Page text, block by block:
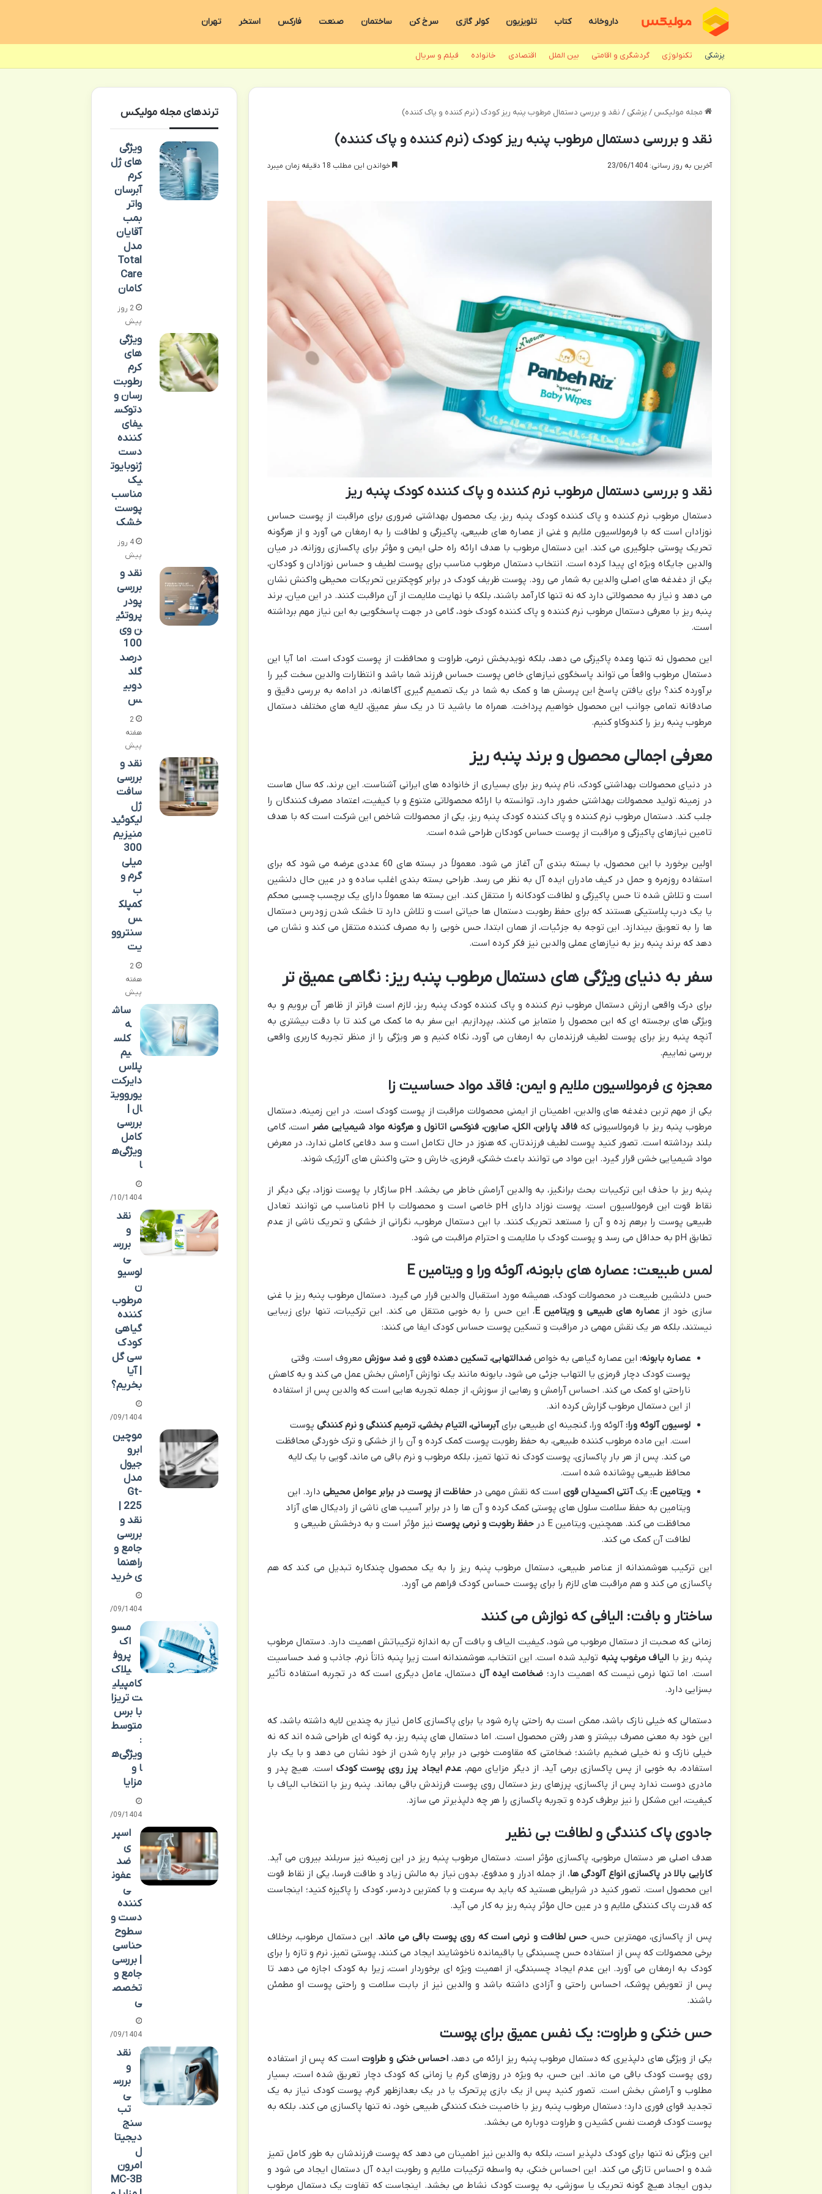
داروخانه کتاب تلویزیون کولر گازی سرخ کن ساختمان صنعت فارکس استخر تهران
پزشکی تکنولوژی گردشگری و اقامتی بین الملل اقتصادی خانواده فیلم و سریال
مجله مولیکس / پزشکی / نقد و بررسی دستمال مرطوب پنبه ریز کودک (نرم کننده و پاک کننده)
نقد و بررسی دستمال مرطوب پنبه ریز کودک (نرم کننده و پاک کننده)
آخرین به روز رسانی: 23/06/1404 خواندن این مطلب 18 دقیقه زمان میبرد
نقد و بررسی دستمال مرطوب نرم کننده و پاک کننده کودک پنبه ریز
دستمال مرطوب نرم کننده و پاک کننده کودک پنبه ریز، یک محصول بهداشتی ضروری برای مراقبت از پوست حساس
نوزادان است که با فرمولاسیون ملایم و غنی از عصاره های طبیعی، پاکیزگی و لطافت را به ارمغان می آورد و از هرگونه
تحریک پوستی جلوگیری می کند. این دستمال مرطوب با هدف ارائه راه حلی ایمن و مؤثر برای پاکسازی روزانه، در میان
والدین جایگاه ویژه ای پیدا کرده است. انتخاب دستمال مرطوب مناسب برای پوست لطیف و حساس نوزادان و کودکان،
یکی از دغدغه های اصلی والدین به شمار می رود. پوست ظریف کودک در برابر کوچکترین تحریکات محیطی واکنش نشان
می دهد و نیاز به محصولاتی دارد که نه تنها کارآمد باشند، بلکه با نهایت ملایمت از آن مراقبت کنند. در این میان، برند
پنبه ریز با معرفی دستمال مرطوب نرم کننده و پاک کننده کودک خود، گامی در جهت پاسخگویی به این نیاز مهم برداشته
است.
این محصول نه تنها وعده پاکیزگی می دهد، بلکه نویدبخش نرمی، طراوت و محافظت از پوست کودک است. اما آیا این
دستمال مرطوب واقعاً می تواند پاسخگوی نیازهای خاص پوست حساس فرزند شما باشد و انتظارات والدین سخت گیر را
برآورده کند؟ برای یافتن پاسخ این پرسش ها و کمک به شما در یک تصمیم گیری آگاهانه، در ادامه به بررسی دقیق و
صادقانه تمامی جوانب این محصول خواهیم پرداخت. همراه ما باشید تا در یک سفر عمیق، لایه های مختلف دستمال
مرطوب پنبه ریز را کندوکاو کنیم.
معرفی اجمالی محصول و برند پنبه ریز
در دنیای محصولات بهداشتی کودک، نام پنبه ریز برای بسیاری از خانواده های ایرانی آشناست. این برند، که سال هاست
در زمینه تولید محصولات بهداشتی حضور دارد، توانسته با ارائه محصولاتی متنوع و با کیفیت، اعتماد مصرف کنندگان را
جلب کند. دستمال مرطوب نرم کننده و پاک کننده کودک پنبه ریز، یکی از محصولات شاخص این شرکت است که با هدف
تامین نیازهای پاکیزگی و مراقبت از پوست حساس کودکان طراحی شده است.
اولین برخورد با این محصول، با بسته بندی آن آغاز می شود. معمولاً در بسته های 60 عددی عرضه می شود که برای
استفاده روزمره و حمل در کیف مادران ایده آل به نظر می رسد. طراحی بسته بندی اغلب ساده و در عین حال دلنشین
است و تلاش شده تا حس پاکیزگی و لطافت کودکانه را منتقل کند. این بسته ها معمولاً دارای یک برچسب چسبی محکم
یا یک درب پلاستیکی هستند که برای حفظ رطوبت دستمال ها حیاتی است و تلاش دارد تا خشک شدن زودرس دستمال
ها را به تعویق بیندازد. این توجه به جزئیات، از همان ابتدا، حس خوبی را به مصرف کننده منتقل می کند و نشان می
دهد که برند پنبه ریز به نیازهای عملی والدین نیز فکر کرده است.
سفر به دنیای ویژگی های دستمال مرطوب پنبه ریز: نگاهی عمیق تر
برای درک واقعی ارزش دستمال مرطوب نرم کننده و پاک کننده کودک پنبه ریز، لازم است فراتر از ظاهر آن برویم و به
ویژگی های برجسته ای که این محصول را متمایز می کنند، بپردازیم. این سفر به ما کمک می کند تا با دقت بیشتری به
آنچه پنبه ریز برای پوست لطیف فرزندمان به ارمغان می آورد، نگاه کنیم و هر ویژگی را از منظر تجربه کاربری واقعی
بررسی نماییم.
معجزه ی فرمولاسیون ملایم و ایمن: فاقد مواد حساسیت زا
یکی از مهم ترین دغدغه های والدین، اطمینان از ایمنی محصولات مراقبت از پوست کودک است. در این زمینه، دستمال
مرطوب پنبه ریز با فرمولاسیونی کهفاقد پارابن، الکل، صابون، فنوکسی اتانول و هرگونه مواد شیمیایی مضر است، گامی
بلند برداشته است. تصور کنید پوست لطیف فرزندتان، که هنوز در حال تکامل است و سد دفاعی کاملی ندارد، در معرض
مواد شیمیایی خشن قرار گیرد. این مواد می توانند باعث خشکی، قرمزی، خارش و حتی واکنش های آلرژیک شوند.
پنبه ریز با حذف این ترکیبات بحث برانگیز، به والدین آرامش خاطر می بخشد. pH سازگار با پوست نوزاد، یکی دیگر از
نقاط قوت این فرمولاسیون است. پوست نوزاد دارای pH خاصی است و محصولات با pH نامناسب می توانند تعادل
طبیعی پوست را برهم زده و آن را مستعد تحریک کنند. با این دستمال مرطوب، نگرانی از خشکی و تحریک ناشی از عدم
تطابق pH به حداقل می رسد و پوست کودک با ملایمت و احترام مراقبت می شود.
لمس طبیعت: عصاره های بابونه، آلوئه ورا و ویتامین E
حس دلنشین طبیعت در محصولات کودک، همیشه مورد استقبال والدین قرار می گیرد. دستمال مرطوب پنبه ریز با غنی
سازی خود ازعصاره های طبیعی و ویتامین E ، این حس را به خوبی منتقل می کند. این ترکیبات، تنها برای زیبایی
نیستند، بلکه هر یک نقش مهمی در مراقبت و تسکین پوست حساس کودک ایفا می کنند:
عصاره بابونه: این عصاره گیاهی به خواصضدالتهابی، تسکین دهنده قوی و ضد سوزش معروف است. وقتی
پوست کودک دچار قرمزی یا التهاب جزئی می شود، بابونه مانند یک نوازش آرامش بخش عمل می کند و به کاهش
ناراحتی او کمک می کند. احساس آرامش و رهایی از سوزش، از جمله تجربه هایی است که والدین پس از استفاده
از این دستمال مرطوب گزارش کرده اند.
لوسیون آلوئه ورا: آلوئه ورا، گنجینه ای طبیعی برایآبرسانی، التیام بخشی، ترمیم کنندگی و نرم کنندگی پوست
است. این ماده مرطوب کننده طبیعی، به حفظ رطوبت پوست کمک کرده و آن را از خشکی و ترک خوردگی محافظت
می کند. پس از هر بار پاکسازی، پوست کودک نه تنها تمیز، بلکه مرطوب و نرم باقی می ماند، گویی با یک لایه
محافظ طبیعی پوشانده شده است.
ویتامین E:
یکآنتی اکسیدان قوی است که نقش مهمی درحفاظت از پوست در برابر عوامل محیطی دارد. این
ویتامین به حفظ سلامت سلول های پوستی کمک کرده و آن ها را در برابر آسیب های ناشی از رادیکال های آزاد
محافظت می کند. همچنین، ویتامین E در
حفظ رطوبت و نرمی پوست نیز مؤثر است و به درخشش طبیعی و
لطافت آن کمک می کند.
این ترکیب هوشمندانه از عناصر طبیعی، دستمال مرطوب پنبه ریز را به یک محصول چندکاره تبدیل می کند که هم
پاکسازی می کند و هم مراقبت های لازم را برای پوست حساس کودک فراهم می آورد.
ساختار و بافت: الیافی که نوازش می کنند
زمانی که صحبت از دستمال مرطوب می شود، کیفیت الیاف و بافت آن به اندازه ترکیباتش اهمیت دارد. دستمال مرطوب
پنبه ریز با الیاف مرغوب پنبه تولید شده است. این انتخاب، هوشمندانه است زیرا پنبه ذاتاً نرم، جاذب و ضد حساسیت
است. اما تنها نرمی نیست که اهمیت دارد؛ ضخامت ایده آل دستمال، عامل دیگری است که در تجربه استفاده تأثیر
بسزایی دارد.
دستمالی که خیلی نازک باشد، ممکن است به راحتی پاره شود یا برای پاکسازی کامل نیاز به چندین لایه داشته باشد، که
این خود به معنی مصرف بیشتر و هدر رفتن محصول است. اما دستمال های پنبه ریز، به گونه ای طراحی شده اند که نه
خیلی نازک و نه خیلی ضخیم باشند؛ ضخامتی که مقاومت خوبی در برابر پاره شدن از خود نشان می دهد و با یک بار
استفاده، به خوبی از پس پاکسازی برمی آید. از دیگر مزایای مهم، عدم ایجاد پرز روی پوست کودک است. هیچ پدر و
مادری دوست ندارد پس از پاکسازی، پرزهای ریز دستمال روی پوست فرزندش باقی بماند. پنبه ریز با انتخاب الیاف با
کیفیت، این مشکل را نیز برطرف کرده و تجربه پاکسازی را هر چه دلپذیرتر می سازد.
جادوی پاک کنندگی و لطافت بی نظیر
هدف اصلی هر دستمال مرطوبی، پاکسازی مؤثر است. دستمال مرطوب پنبه ریز در این زمینه نیز سربلند بیرون می آید.
کارایی بالا در پاکسازی انواع آلودگی ها، از جمله ادرار و مدفوع، بدون نیاز به مالش زیاد و طاقت فرسا، یکی از نقاط قوت
این محصول است. تصور کنید در شرایطی هستید که باید به سرعت و با کمترین دردسر، کودک را پاکیزه کنید؛ اینجاست
که قدرت پاک کنندگی ملایم و در عین حال مؤثر پنبه ریز به کار می آید.
پس از پاکسازی، مهمترین حس، حس لطافت و نرمی است که روی پوست باقی می ماند. این دستمال مرطوب، برخلاف
برخی محصولات که پس از استفاده حس چسبندگی یا باقیمانده ناخوشایند ایجاد می کنند، پوستی تمیز، نرم و تازه را برای
کودک به ارمغان می آورد. این عدم ایجاد چسبندگی، از اهمیت ویژه ای برخوردار است، زیرا به کودک اجازه می دهد تا
پس از تعویض پوشک، احساس راحتی و آزادی داشته باشد و والدین نیز از بابت سلامت و راحتی پوست او مطمئن
باشند.
حس خنکی و طراوت: یک نفس عمیق برای پوست
یکی از ویژگی های دلپذیری که دستمال مرطوب پنبه ریز ارائه می دهد، احساس خنکی و طراوت است که پس از استفاده
روی پوست کودک باقی می ماند. این حس، به ویژه در روزهای گرم یا زمانی که کودک دچار تعریق شده است، بسیار
مطلوب و آرامش بخش است. تصور کنید پس از یک بازی پرتحرک یا در یک بعدازظهر گرم، پوست کودک نیاز به یک
تجدید قوای فوری دارد؛ دستمال مرطوب پنبه ریز با خاصیت خنک کنندگی طبیعی خود، نه تنها پاکسازی می کند، بلکه به
پوست کودک فرصت نفس کشیدن و طراوت دوباره می بخشد.
این ویژگی نه تنها برای کودک دلپذیر است، بلکه به والدین نیز اطمینان می دهد که پوست فرزندشان به طور کامل تمیز
شده و احساس تازگی می کند. این احساس خنکی، به واسطه ترکیبات ملایم و رطوبت ایده آل دستمال ایجاد می شود و
بدون ایجاد هیچ گونه تحریک یا سوزشی، به پوست کودک نشاط می بخشد. اینجاست که تفاوت یک دستمال مرطوب
ترندهای مجله مولیکس
ویژگی
های ژل
کرم
آبرسان
واتر
بمب
آقایان
مدل
Total
Care
کامان
2 روز
پیش
ویژگی
های
کرم
رطوبت
رسان و
دتوکس
یفای
کننده
دست
ژنوبایوت
یک
مناسب
پوست
خشک
4 روز
پیش
نقد و
بررسی
پودر
پروتئی
ن وی
100
درصد
گلد
دوبی
س
2
هفته
پیش
نقد و
بررسی
سافت
ژل
لیکوئید
منیزیم
300
میلی
گرم و
ب
کمپلک
س
سنتروو
یت
2
هفته
پیش
ساش
ه
کلس
یم
پلاس
دایرکت
یوروویت
ال |
بررسی
کامل
ویژگی‌ه
ا
02/10/1404
نقد
و
بررس
ی
لوسیو
ن
مرطوب
کننده
گیاهی
کودک
سی گل
| آیا
بخریم؟
29/09/1404
موچین
ابرو
جیول
مدل
Gt-
نقد و
بررسی
جامع و
راهنما
ی خرید
27/09/1404
مسو
اک
پروف
یلاک
کامپیلی
ت تریزا
با برس
متوسط
:
ویژگی‌ه
ا و
مزایا
23/09/1404
اسپر
ی
ضد
عفون
ی
کننده
دست و
سطوح
حناسی
| بررسی
جامع و
تخصص
ی
17/09/1404
نقد
و
بررس
ی
تب
سنج
دیجیتا
ل
امرون
MC-3B